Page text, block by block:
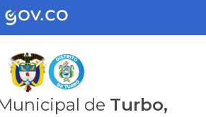
de Turbo,